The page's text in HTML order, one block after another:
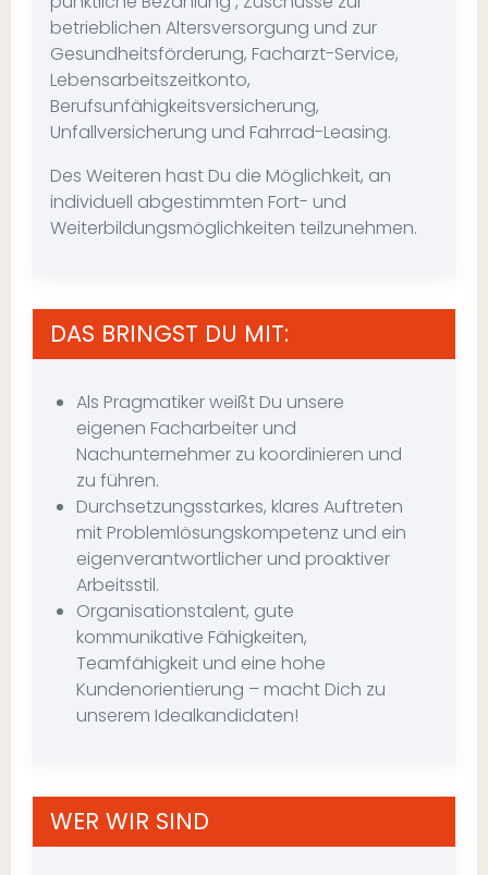
betrieblichen Altersversorgung und zur
Gesundheitsförderung, Facharzt-Service,
Lebensarbeitszeitkonto,
Berufsunfähigkeitsversicherung,
Unfallversicherung und Fahrrad-Leasing.
Des Weiteren hast Du die Möglichkeit, an
individuell abgestimmten Fort- und
Weiterbildungsmöglichkeiten teilzunehmen.
DAS BRINGST DU MIT:
Als Pragmatiker weißt Du unsere
eigenen Facharbeiter und
Nachunternehmer zu koordinieren und
zu führen.
Durchsetzungsstarkes, klares Auftreten
mit Problemlösungskompetenz und ein
eigenverantwortlicher und proaktiver
Arbeitsstil.
Organisationstalent, gute
kommunikative Fähigkeiten,
Teamfähigkeit und eine hohe
Kundenorientierung – macht Dich zu
unserem Idealkandidaten!
WER WIR SIND